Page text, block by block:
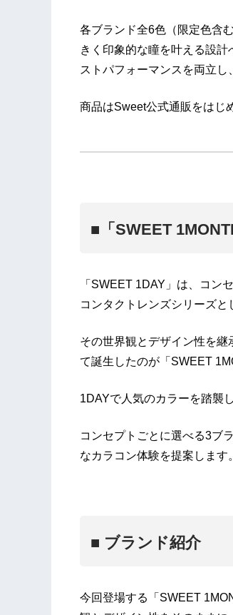
各ブランド全6色（限定色含
きく印象的な瞳を叶える設
ストパフォーマンスを両立し
商品はSweet公式通販をはじ
■「SWEET
「SWEET 1DAY」は、コン
コンタクトレンズシリーズと
その世界観とデザイン性を
て誕生したのが「SWEET
1DAYで人気のカラーを踏襲
コンセプトごとに選べる3ブ
なカラコン体験を提案します。
■ ブランド紹介
今回登場する「SWEET